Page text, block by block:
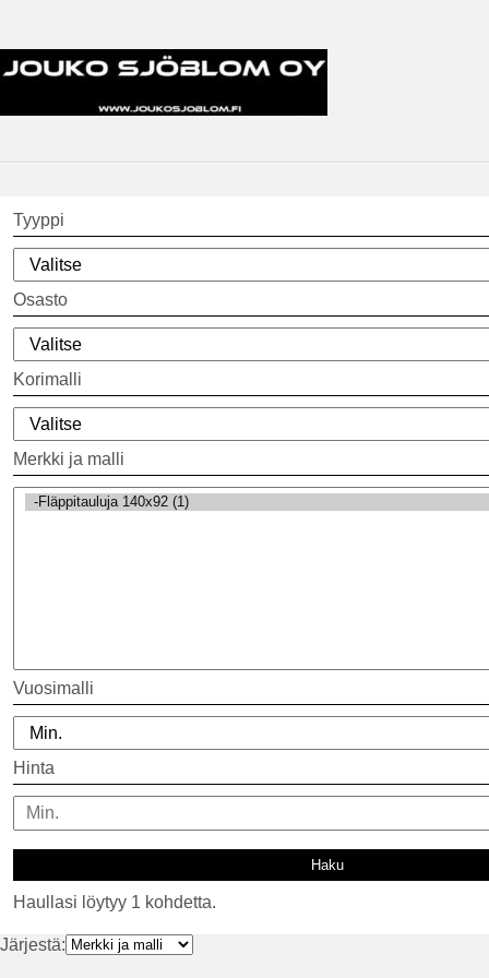
Tyyppi
Osasto
Korimalli
Merkki ja malli
Vuosimalli
Hinta
Haullasi löytyy 1 kohdetta.
Järjestä: